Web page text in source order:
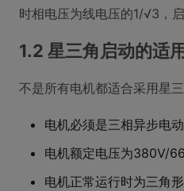
时相电压为线电压的1/√3，
1.2 星三角启动的适
不是所有电机都适合采用星
电机必须是三相异步电
电机额定电压为380V/
电机正常运行时为三角